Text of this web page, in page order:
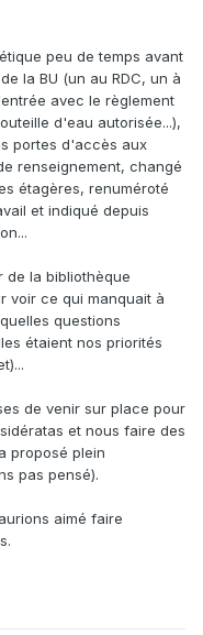
peu de temps avant
la BU (un au RDC, un à
avec le règlement
d'eau autorisée...),
portes d'accès aux
renseignement, changé
étagères, renuméroté
et indiqué depuis
de la bibliothèque
voir ce qui manquait à
questions
étaient nos priorités
de venir sur place pour
et nous faire des
proposé plein
pas pensé).
aimé faire